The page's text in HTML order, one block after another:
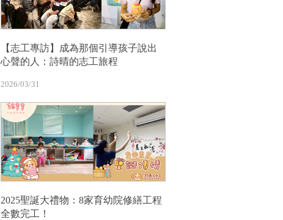
【志工專訪】成為那個引導孩子說出
心聲的人：詩晴的志工旅程
2026/03/31
2025聖誕大禮物：8家育幼院修繕工程
全數完工！